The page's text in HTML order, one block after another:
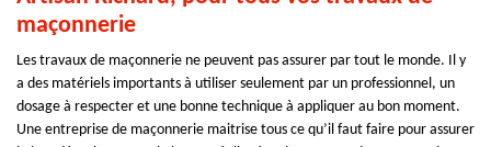
maçonnerie
Les travaux de maçonnerie ne peuvent pas assurer par tout le monde. Il y
a des matériels importants à utiliser seulement par un professionnel, un
dosage à respecter et une bonne technique à appliquer au bon moment.
Une entreprise de maçonnerie maitrise tous ce qu’il faut faire pour assurer